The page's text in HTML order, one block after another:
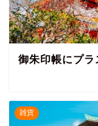
御朱印帳にプ
雑貨